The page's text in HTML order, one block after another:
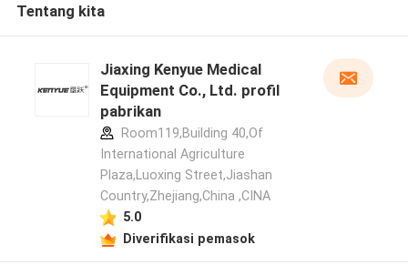
Tentang kita
Jiaxing Kenyue Medical
Equipment Co., Ltd. profil
pabrikan
Room119,Building 40,Of
International Agriculture
Plaza,Luoxing Street,Jiashan
Country,Zhejiang,China ,CINA
5.0
Diverifikasi pemasok